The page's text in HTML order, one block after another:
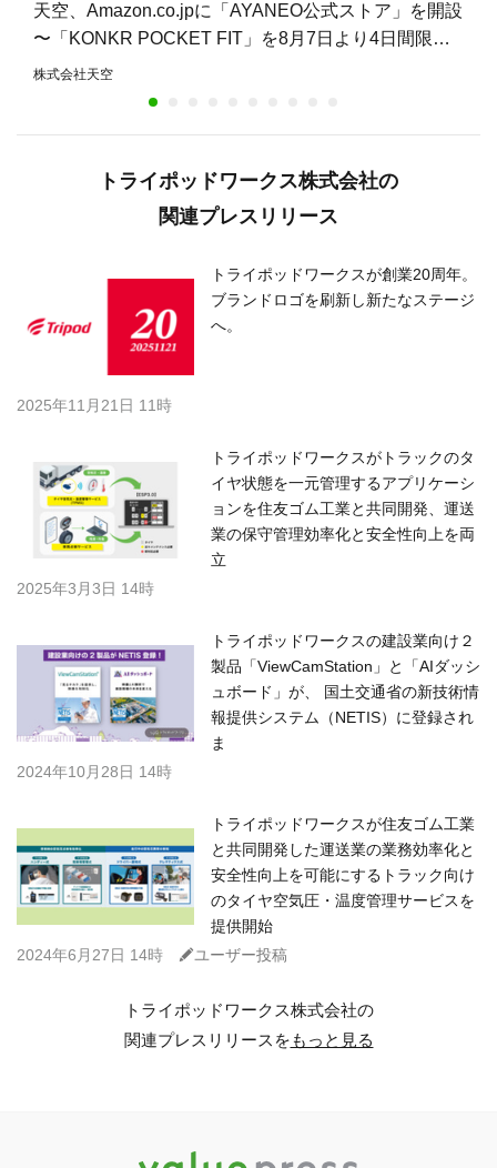
天空、Amazon.co.jpに「AYANEO公式ストア」を開設
〜「KONKR POCKET FIT」を8月7日より4日間限定
で15%オフ〜
株式会社天空
トライポッドワークス株式会社の
関連プレスリリース
トライポッドワークスが創業20周年。
ブランドロゴを刷新し新たなステージ
へ。
2025年11月21日 11時
トライポッドワークスがトラックのタ
イヤ状態を一元管理するアプリケーシ
ョンを住友ゴム工業と共同開発、運送
業の保守管理効率化と安全性向上を両
立
2025年3月3日 14時
トライポッドワークスの建設業向け２
製品「ViewCamStation」と「AIダッシ
ュボード」が、 国土交通省の新技術情
報提供システム（NETIS）に登録され
ま
2024年10月28日 14時
トライポッドワークスが住友ゴム工業
と共同開発した運送業の業務効率化と
安全性向上を可能にするトラック向け
のタイヤ空気圧・温度管理サービスを
提供開始
2024年6月27日 14時
Cユーザー投稿
トライポッドワークス株式会社の
関連プレスリリースをもっと見る